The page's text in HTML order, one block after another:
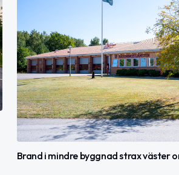
Brand i mindre byggnad strax väster